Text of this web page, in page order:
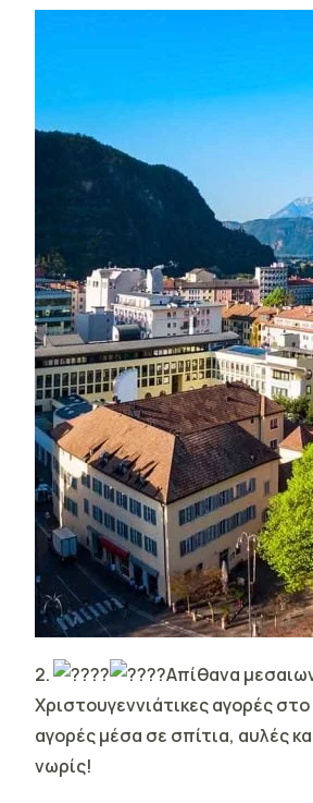
2. Απίθανα
Χριστουγεννιάτικες αγορές
αγορές μέσα σε σπίτια, αυλές
νωρίς!